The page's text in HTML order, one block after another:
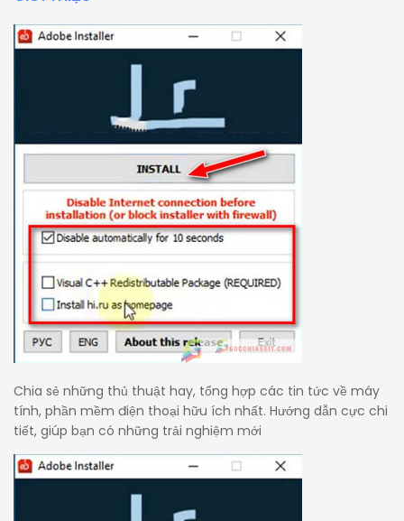
Chia sẻ những thủ thuật hay, tổng hợp các tin tức về máy
tính, phần mềm điện thoại hữu ích nhất. Hướng dẫn cực chi
tiết, giúp bạn có những trải nghiệm mới